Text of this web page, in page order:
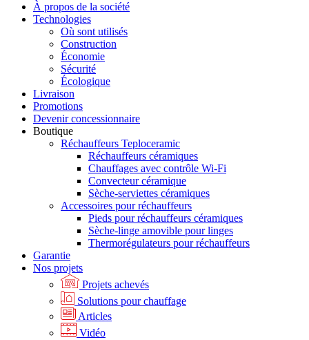
À propos de la société
Technologies
Où sont utilisés
Construction
Économie
Sécurité
Écologique
Livraison
Promotions
Devenir concessionnaire
Boutique
Réchauffeurs Teploceramic
Réchauffeurs céramiques
Chauffages avec contrôle Wi-Fi
Convecteur céramique
Sèche-serviettes céramiques
Accessoires pour réchauffeurs
Pieds pour réchauffeurs céramiques
Sèche-linge amovible pour linges
Thermorégulateurs pour réchauffeurs
Garantie
Nos projets
Projets achevés
Solutions pour chauffage
Articles
Vidéo